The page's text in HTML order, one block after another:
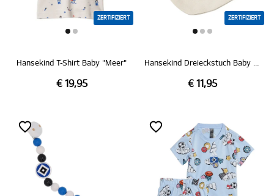
ZERTIFIZIERT
Hansekind T-Shirt Baby "Meer"
€ 19,95
ZERTIFIZIERT
Hansekind Dreieckstuch Baby "Meer"
€ 11,95